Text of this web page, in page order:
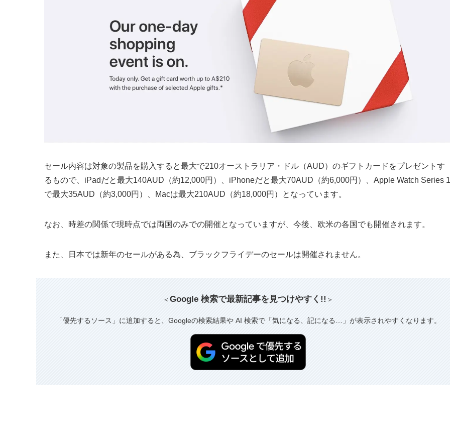
セール内容は対象の製品を購入すると最大で210オーストラリア・ドル（AUD）のギフトカードをプレゼントす
るもので、iPadだと最大140AUD（約12,000円）、iPhoneだと最大70AUD（約6,000円）、Apple Watch Series 1
で最大35AUD（約3,000円）、Macは最大210AUD（約18,000円）となっています。
なお、時差の関係で現時点では両国のみでの開催となっていますが、今後、欧米の各国でも開催されます。
また、日本では新年のセールがある為、ブラックフライデーのセールは開催されません。
＜Google 検索で最新記事を見つけやすく!! ＞
「優先するソース」に追加すると、Googleの検索結果や AI 検索で「気になる、記になる…」が表示されやすくなります。